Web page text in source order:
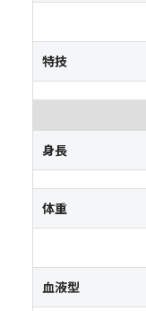
特技
身長
体重
血液型